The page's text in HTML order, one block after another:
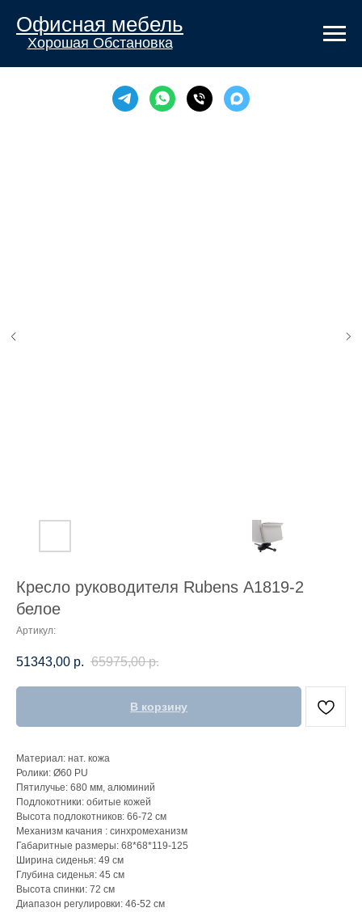
Офисная мебель
Хорошая Обстановка
Кресло руководителя Rubens А1819-2
белое
Артикул:
51343,00 р. 65975,00 р.
В корзину
Материал: нат. кожа
Ролики: Ø60 PU
Пятилучье: 680 мм, алюминий
Подлокотники: обитые кожей
Высота подлокотников: 66-72 см
Механизм качания : синхромеханизм
Габаритные размеры: 68*68*119-125
Ширина сиденья: 49 см
Глубина сиденья: 45 см
Высота спинки: 72 см
Диапазон регулировки: 46-52 см